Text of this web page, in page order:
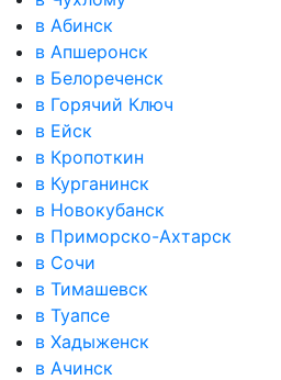
в Абинск
в Апшеронск
в Белореченск
в Горячий Ключ
в Ейск
в Кропоткин
в Курганинск
в Новокубанск
в Приморско-Ахтарск
в Сочи
в Тимашевск
в Туапсе
в Хадыженск
в Ачинск